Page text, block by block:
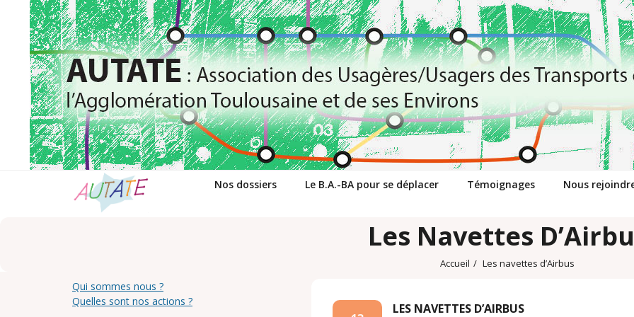
contenu
Nos dossiers Le B.A.-BA pour se déplacer Témoignages Nous
Les Navettes
Accueil / Les navettes d’Airbus
LES NAVETTES D’AIRBUS
Qui sommes nous ?
Quelles sont nos actions ?